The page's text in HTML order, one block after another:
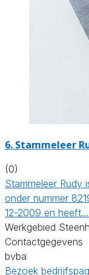
6. Stammeleer
(0)
Stammeleer Rudy
onder nummer
12-2009 en heeft…
Werkgebied
Contactgegevens
bvba
Bezoek